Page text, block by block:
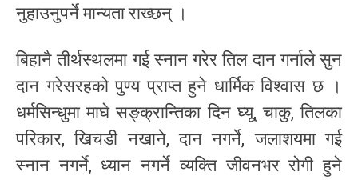
नुहाउनुपर्ने मान्यता राख्छन् ।
बिहानै तीर्थस्थलमा गई स्नान गरेर तिल दान गर्नाले सुन
दान गरेसरहको पुण्य प्राप्त हुने धार्मिक विश्वास छ ।
धर्मसिन्धुमा माघे सङ्क्रान्तिका दिन घ्यू, चाकु, तिलका
परिकार, खिचडी नखाने, दान नगर्ने, जलाशयमा गई
स्नान नगर्ने, ध्यान नगर्ने व्यक्ति जीवनभर रोगी हुने